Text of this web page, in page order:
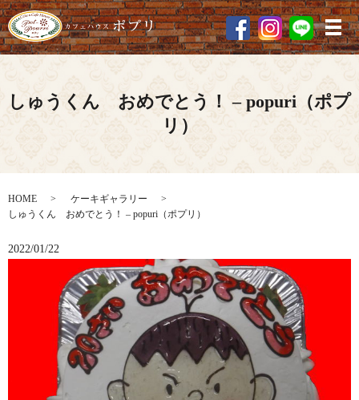
メ
しゅうくん おめでとう！ – popuri（ポプ
リ）
HOME
ケーキギャラリー
しゅうくん おめでとう！ – popuri（ポプリ）
2022/01/22